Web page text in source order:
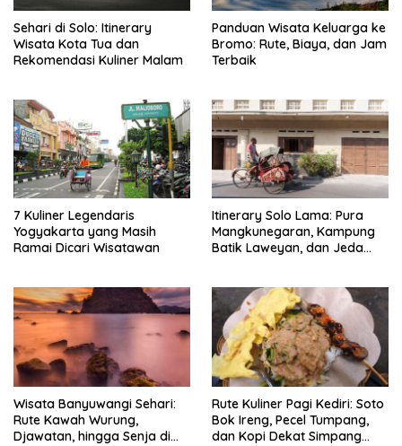
Sehari di Solo: Itinerary
Wisata Kota Tua dan
Rekomendasi Kuliner Malam
Panduan Wisata Keluarga ke
Bromo: Rute, Biaya, dan Jam
Terbaik
7 Kuliner Legendaris
Yogyakarta yang Masih
Ramai Dicari Wisatawan
Itinerary Solo Lama: Pura
Mangkunegaran, Kampung
Batik Laweyan, dan Jeda
Wisata Banyuwangi Sehari:
Rute Kawah Wurung,
Djawatan, hingga Senja di
Rute Kuliner Pagi Kediri: Soto
Bok Ireng, Pecel Tumpang,
dan Kopi Dekat Simpang